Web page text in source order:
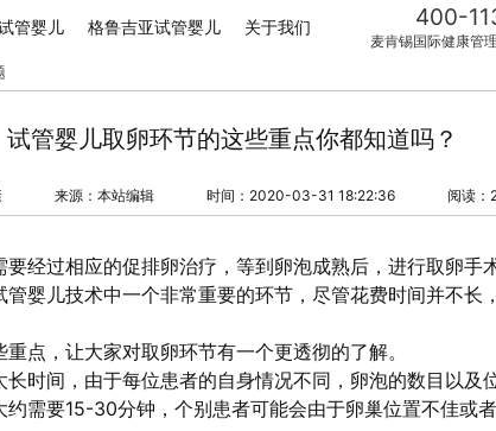
管婴儿 格鲁吉亚试管婴儿 关于我们 400-
麦肯锡国际健康管
试管婴儿取卵环节的这些重点你都知道吗？
来源：本站编辑 时间：2020-03-31 18:22:36 阅读：
经过相应的促排卵治疗，等到卵泡成熟后，进行取卵手
婴儿技术中一个非常重要的环节，尽管花费时间并不长
点，让大家对取卵环节有一个更透彻的了解。
时间，由于每位患者的自身情况不同，卵泡的数目以及
需要15-30分钟，个别患者可能会由于卵巢位置不佳或